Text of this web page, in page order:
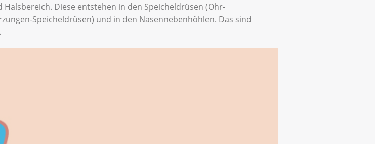
Diese entstehen in den Speicheldrüsen (Ohr-
Speicheldrüsen) und in den Nasennebenhöhlen. Das sind